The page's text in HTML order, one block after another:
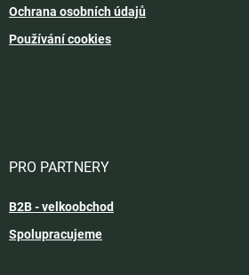
Ochrana osobních údajů
Používání cookies
PRO PARTNERY
B2B - velkoobchod
Spolupracujeme